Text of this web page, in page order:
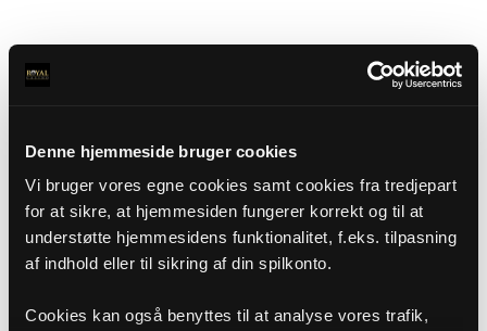
Denne hjemmeside bruger cookies
Vi bruger vores egne cookies samt cookies fra tredjepart
for at sikre, at hjemmesiden fungerer korrekt og til at
understøtte hjemmesidens funktionalitet, f.eks. tilpasning
af indhold eller til sikring af din spilkonto.
Cookies kan også benyttes til at analyse vores trafik,